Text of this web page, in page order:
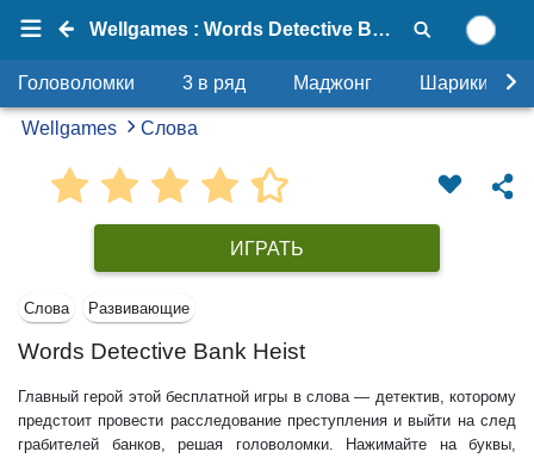
Wellgames : Words Detective Bank Heist
Головоломки 3 в ряд Маджонг Шарики
Wellgames Слова
ИГРАТЬ
Слова Развивающие
Words Detective Bank Heist
Главный герой этой бесплатной игры в слова — детектив, которому
предстоит провести расследование преступления и выйти на след
грабителей банков, решая головоломки. Нажимайте на буквы,